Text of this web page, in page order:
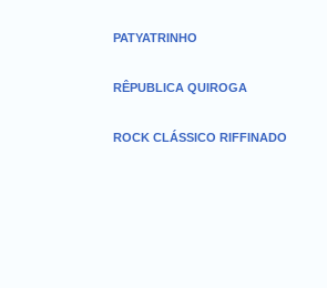
PATYATRINHO
RÊPUBLICA QUIROGA
ROCK CLÁSSICO RIFFINADO